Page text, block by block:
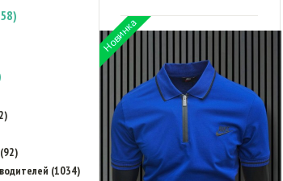
(1034)